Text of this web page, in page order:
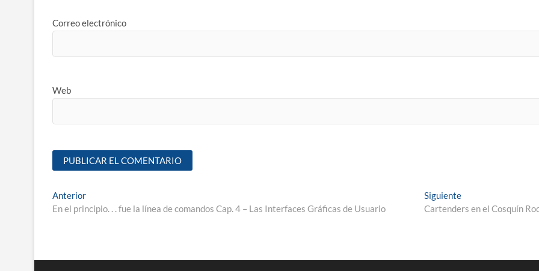
Correo electrónico
Web
Anterior
En el principio. . . fue la línea de comandos Cap. 4 – Las Interfaces Gráficas de Usuario
Siguiente
Cartenders en el Cosquín